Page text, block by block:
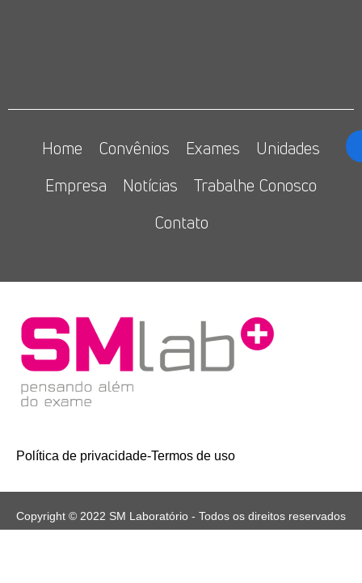
Home Convênios Exames
Unidades
Empresa
Notícias
Trabalhe Conosco
Contato
Política de privacidade-Termos de uso
Copyright © 2022 SM Laboratório - Todos os direitos reservados